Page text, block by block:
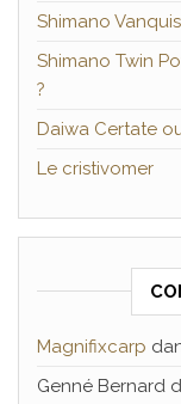
Shimano
Shimano Twin
?
Daiwa Certate
Le cristivomer
Magnifixcarp
Genné Bernard